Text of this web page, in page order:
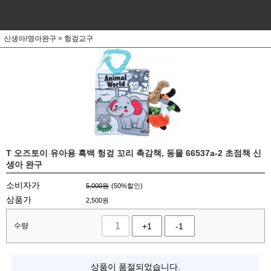
신생아/영아완구 > 헝겊교구
T 오즈토이 유아용 흑백 헝겊 꼬리 촉감책, 동물 66537a-2 초점책 신
생아 완구
소비자가 5,000원 (50%할인)
상품가 2,500원
수량 +1 -1
상품이 품절되었습니다.